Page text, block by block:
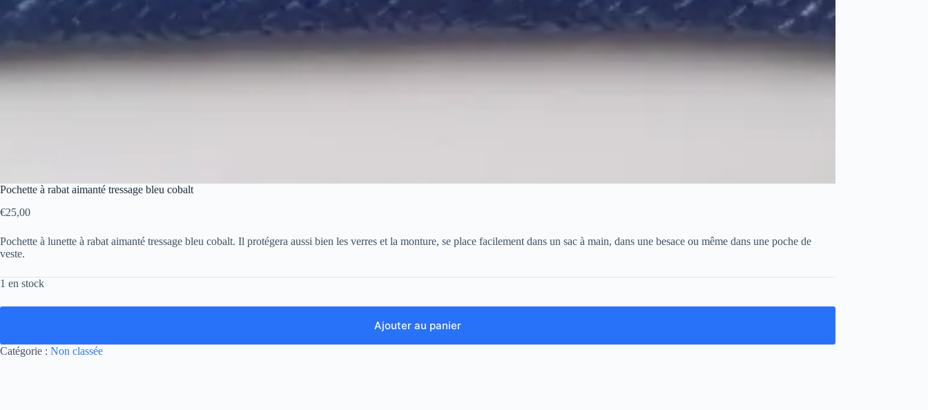
Pochette à rabat aimanté tressage bleu cobalt
€25,00
Pochette à lunette à rabat aimanté tressage bleu cobalt. Il protégera aussi bien les verres et la monture, se place facilement dans un sac à main, dans une besace ou même dans une poche de
veste.
1 en stock
Ajouter au panier
Catégorie : Non classée